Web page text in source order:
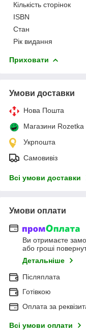
Кількість сторінок
ISBN
Стан
Рік видання
Приховати
Умови доставки
Нова Пошта
Магазини Rozetka
Укрпошта
Самовивіз
Всі умови доставки
Умови оплати
Ви отримаєте
або гроші
Детальніше
Післяплата
Готівкою
Оплата за
Всі умови оплати